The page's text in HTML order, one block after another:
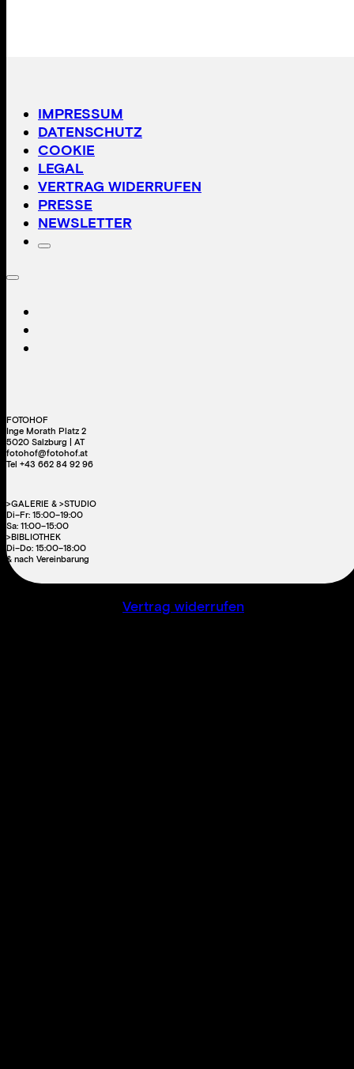
IMPRESSUM
DATENSCHUTZ
COOKIE
LEGAL
VERTRAG WIDERRUFEN
PRESSE
NEWSLETTER
FOTOHOF
Inge Morath Platz 2
5020 Salzburg | AT
fotohof@fotohof.at
Tel +43 662 84 92 96
>GALERIE & >STUDIO
Di–Fr: 15:00–19:00
Sa: 11:00–15:00
>BIBLIOTHEK
Di–Do: 15:00–18:00
& nach Vereinbarung
Vertrag widerrufen